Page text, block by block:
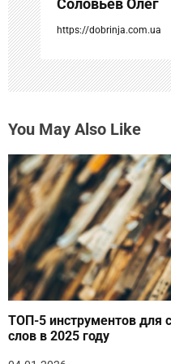
я
м
https://dobrinja.com.ua
You May Also Like
ТОП-5 инструментов для
слов в 2025 году